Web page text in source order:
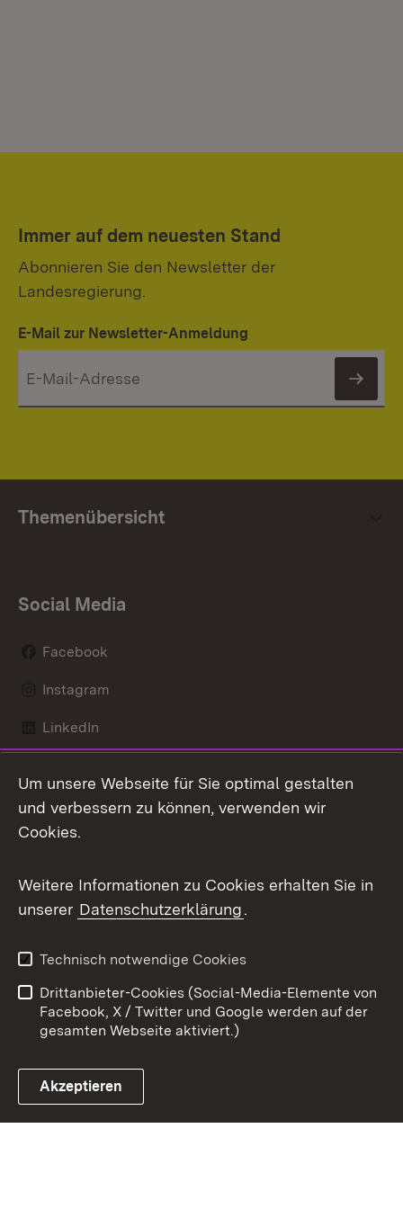
Immer auf dem neuesten Stand
Abonnieren Sie den Newsletter der
Landesregierung.
E-Mail zur Newsletter-Anmeldung
Themenübersicht
Social Media
Facebook
Instagram
LinkedIn
X / Twitter
Youtube
Link zum Landesportal
Kontakt
Datenschutz
Barrierefreiheit
Impressum
Cookies
Um unsere Webseite für Sie optimal gestalten
und verbessern zu können, verwenden wir
Cookies.
Weitere Informationen zu Cookies erhalten Sie in
unserer Datenschutzerklärung.
Technisch notwendige Cookies
Drittanbieter-Cookies (Social-Media-Elemente von
Facebook, X / Twitter und Google werden auf der
gesamten Webseite aktiviert.)
Akzeptieren